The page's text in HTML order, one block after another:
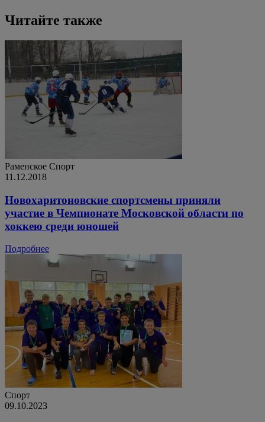
Читайте также
Раменское Спорт
11.12.2018
Новохаритоновские спортсмены приняли
участие в Чемпионате Московской области по
хоккею среди юношей
Подробнее
Спорт
09.10.2023